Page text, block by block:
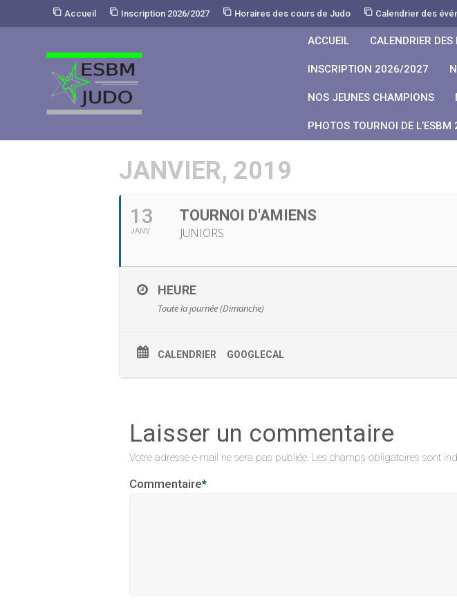
Accueil Inscription 2026/2027 Horaires des cours de Judo Calendrier des
ACCUEIL CALENDRIER
INSCRIPTION 2026/2027
NOS JEUNES CHAMPIONS
PHOTOS TOURNOI DE
JANVIER, 2019
13
JANV
TOURNOI D'AMIENS
JUNIORS
HEURE
Toute la journée (Dimanche)
CALENDRIER GOOGLECAL
Laisser un commentaire
Votre adresse e-mail ne sera pas publiée. Les champs obligatoires sont
Commentaire*